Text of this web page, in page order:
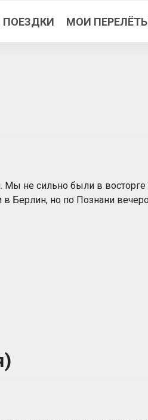
МОИ
Мы не сильно были в восторге
в Берлин, но по Познани